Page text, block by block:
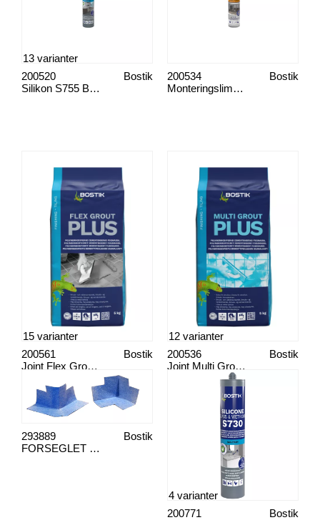
Silikon S755 Bad og kjøkken
Bostik
200520
13 varianter
Monteringslim H505 SEAL'N'BOND
Bostik
200534
Joint Flex Grout Plus
Bostik
200561
15 varianter
Joint Multi Grout Plus
Bostik
200536
12 varianter
FORSEGLET HJØRNE INNE
Bostik
293889
Bostik
200771
4 varianter